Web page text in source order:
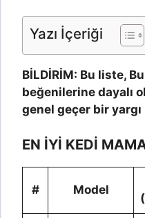
Yazı İçeriği
BİLDİRİM: Bu liste,
beğenilerine dayalı
genel geçer bir
EN İYİ KEDİ
# Model